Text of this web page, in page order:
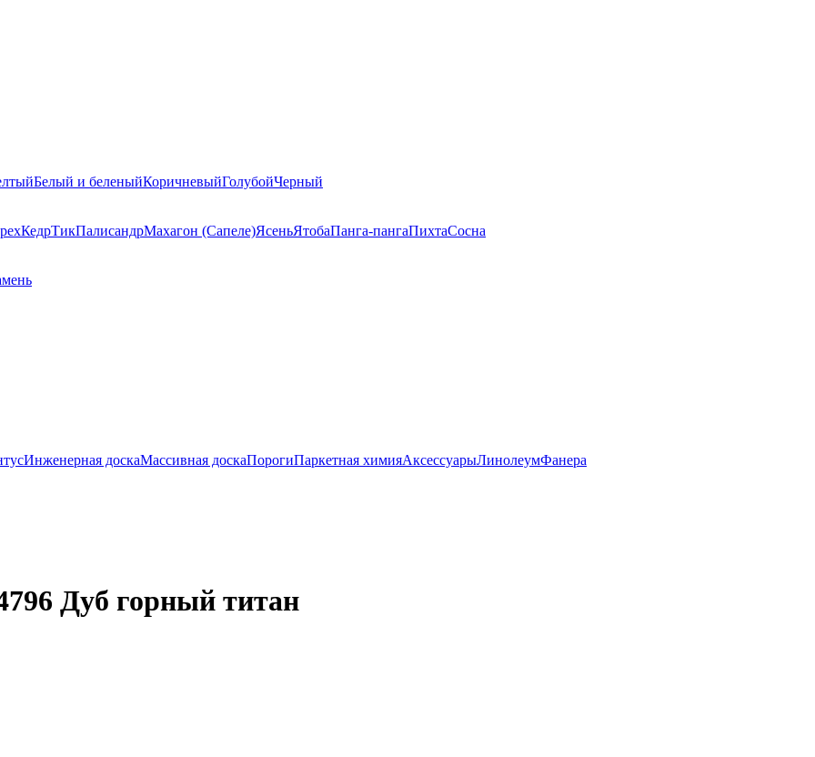
Белый и беленыйКоричневыйГолубойЧерный
КедрТикПалисандрМахагон (Сапеле)ЯсеньЯтобаПанга-пангаПихтаСосна
Инженерная доскаМассивная доскаПорогиПаркетная химияАксессуарыЛинолеумФанера
Дуб горный титан